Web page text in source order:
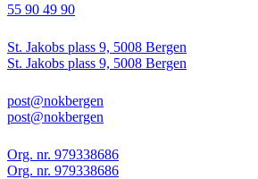
55 90 49 90
St. Jakobs plass 9, 5008 Bergen
St. Jakobs plass 9, 5008 Bergen
post@nokbergen
post@nokbergen
Org. nr. 979338686
Org. nr. 979338686